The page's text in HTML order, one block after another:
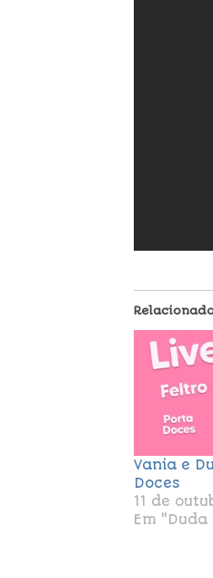
Vania e
Doces
11 de
Em "Duda